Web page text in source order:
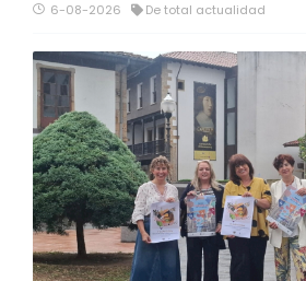
6-08-2026 De total actualidad